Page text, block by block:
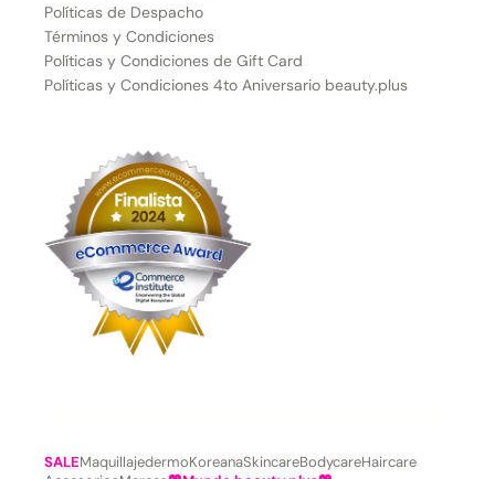
Políticas de Despacho
Términos y Condiciones
Políticas y Condiciones de Gift Card
Políticas y Condiciones 4to Aniversario beauty.plus
SALEMaquillajedermoKoreanaSkincareBodycareHaircare